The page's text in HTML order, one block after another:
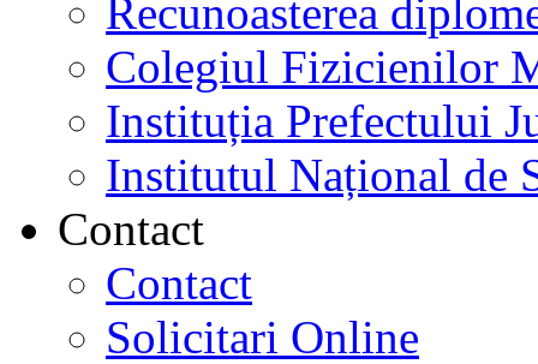
Recunoasterea
Colegiul Fizicienilor
Instituția Prefectului
Institutul Național de
Contact
Contact
Solicitari Online